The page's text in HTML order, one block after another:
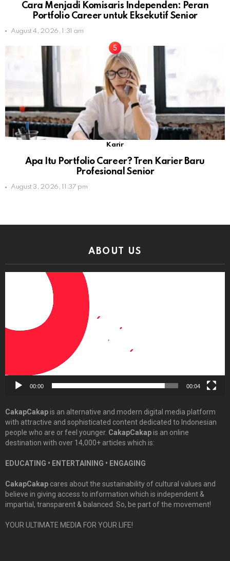
Cara Menjadi Komisaris Independen: Peran
Portfolio Career untuk Eksekutif Senior
August 4, 2026, 1:31 am
Karir
Apa Itu Portfolio Career? Tren Karier Baru
Profesional Senior
August 3, 2026, 11:37 pm
ABOUT US
00:00 00:04
CakapCakapis an alternative and modern digital media platform
with attractive and sophisticated content dedicated to Indonesian
people who are or feel younger. CakapCakapis an online
destination with over 14,000+ articles which is:
EDUCATING • ENTERTAINING • ENGAGING
CakapCakap cares about the sustainability of cultural values and
believe in giving access to information which is independent &
impartial, transparent & balanced. So, be part of the movement!
YOUR ULTIMATE MEDIA FOR YOUR LIFE!